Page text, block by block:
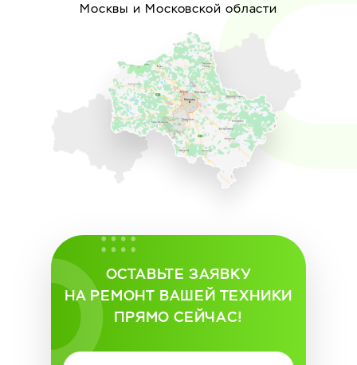
Москвы и Московской области
ОСТАВЬТЕ ЗАЯВКУ
НА РЕМОНТ ВАШЕЙ ТЕХНИКИ
ПРЯМО СЕЙЧАС!